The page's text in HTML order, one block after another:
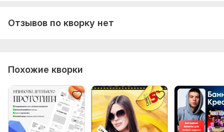
Отзывов по кворку нет
Похожие кворки